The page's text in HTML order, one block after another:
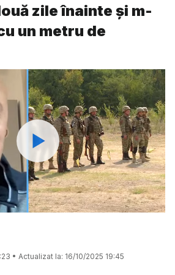
zile înainte și m-
un metru de
Watch
• Actualizat la: 16/10/2025 19:45